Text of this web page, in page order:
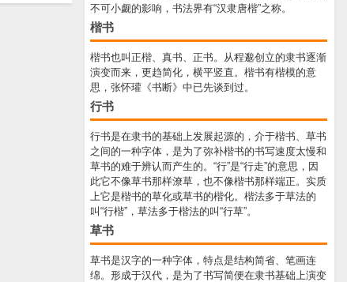
不可小觑的影响，书法界有“汉隶唐楷”之称。
楷书
楷书也叫正楷、真书、正书。从程邈创立的隶书逐渐
演变而来，更趋简化，横平竖直。楷书有楷模的意
思，张怀瓘《书断》中已先谈到过。
行书
行书是在隶书的基础上发展起源的，介于楷书、草书
之间的一种字体，是为了弥补楷书的书写速度太慢和
草书的难于辨认而产生的。“行”是“行走”的意思，因
此它不像草书那样潦草，也不像楷书那样端正。实质
上它是楷书的草化或草书的楷化。楷法多于草法的
叫“行楷”，草法多于楷法的叫“行草”。
草书
草书是汉字的一种字体，特点是结构简省、笔画连
绵。形成于汉代，是为了书写简便在隶书基础上演变